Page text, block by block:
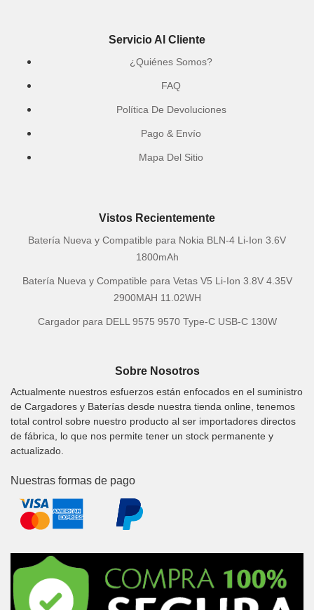
Servicio Al Cliente
¿Quiénes Somos?
FAQ
Política De Devoluciones
Pago & Envío
Mapa Del Sitio
Vistos Recientemente
Batería Nueva y Compatible para Nokia BLN-4 Li-Ion 3.6V
1800mAh
Batería Nueva y Compatible para Vetas V5 Li-Ion 3.8V 4.35V
2900MAH 11.02WH
Cargador para DELL 9575 9570 Type-C USB-C 130W
Sobre Nosotros
Actualmente nuestros esfuerzos están enfocados en el suministro
de Cargadores y Baterías desde nuestra tienda online, tenemos
total control sobre nuestro producto al ser importadores directos
de fábrica, lo que nos permite tener un stock permanente y
actualizado.
Nuestras formas de pago